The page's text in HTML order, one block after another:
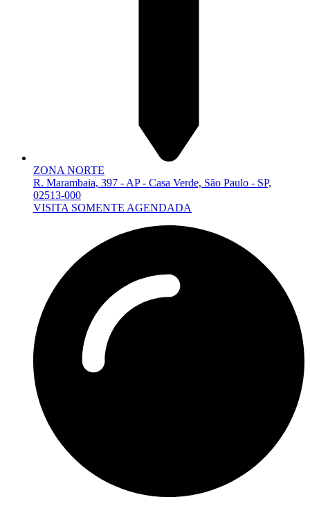
ZONA NORTE
R. Marambaia, 397 - AP - Casa Verde, São Paulo - SP,
02513-000
VISITA SOMENTE AGENDADA